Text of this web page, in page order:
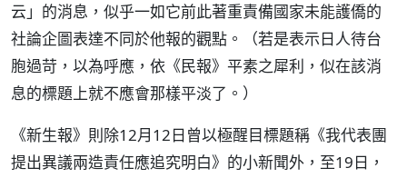
云」的消息，似乎一如它前此著重責備國家未能護僑的
社論企圖表達不同於他報的觀點。（若是表示日人待台
胞過苛，以為呼應，依《民報》平素之犀利，似在該消
息的標題上就不應會那樣平淡了。）
《新生報》則除12月12日曾以極醒目標題稱《我代表團
提出異議兩造責任應追究明白》的小新聞外，至19日，